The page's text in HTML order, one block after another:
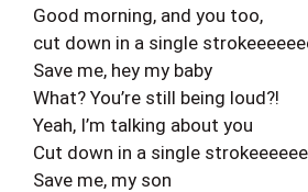
Good morning, and you too,
cut down in a single
Save me, hey my baby
What? You’re still being loud?!
Yeah, I’m talking about you
Cut down in a single
Save me, my son